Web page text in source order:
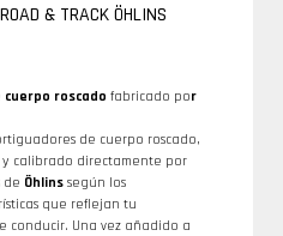
& TRACK ÖHLINS
cuerpo roscado fabricado por
de cuerpo roscado,
calibrado directamente por
de Öhlins según los
que reflejan tu
conducir. Una vez añadido a